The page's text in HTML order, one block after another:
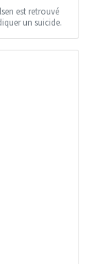
est retrouvé
un suicide.